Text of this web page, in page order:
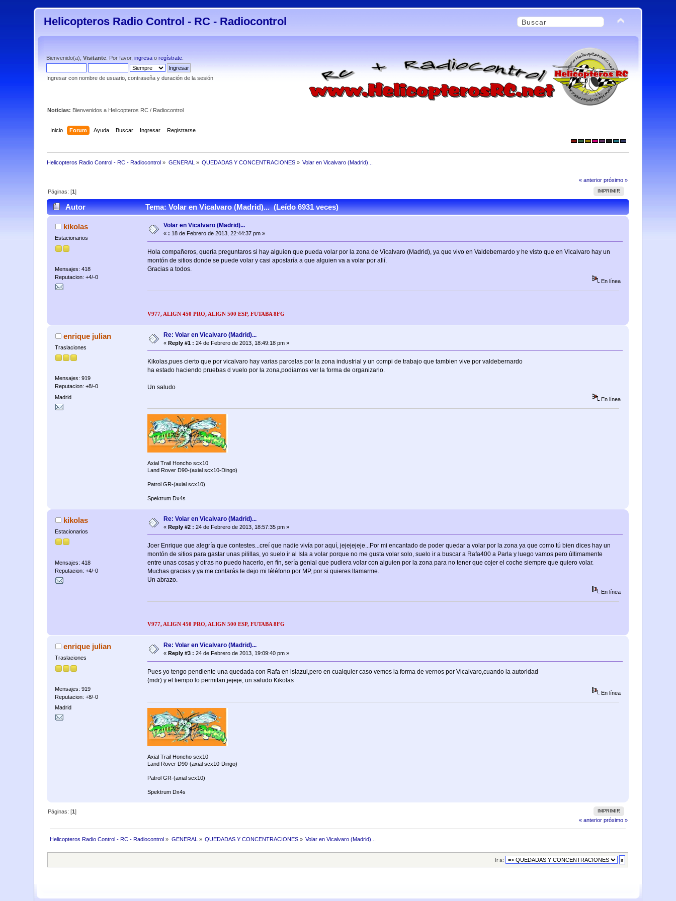
Helicopteros Radio Control - RC - Radiocontrol
Bienvenido(a),Visitante . Por favor,ingresa oregístrate
Ingresar con nombre de usuario, contraseña y duración de la sesión
Noticias: Bienvenidos a Helicopteros RC / Radiocontrol
Inicio Forum Ayuda Buscar Ingresar Registrarse
Helicopteros Radio Control - RC - Radiocontrol » GENERAL » QUEDADAS Y CONCENTRACIONES » Volar en Vicalvaro (Madrid)...
« anterior próximo »
IMPRIMIR
Páginas: [1]
Autor Tema: Volar en Vicalvaro (Madrid)... (Leído 6931 veces)
kikolas
Estacionarios
Mensajes: 418
Reputacion: +4/-0
Volar en Vicalvaro (Madrid)...
« : 18 de Febrero de 2013, 22:44:37 pm »
Hola compañeros, quería preguntaros si hay alguien que pueda volar por la zona de Vicalvaro (Madrid), ya que vivo en Valdebernardo y he visto que en Vicalvaro hay un
montón de sitios donde se puede volar y casi apostaría a que alguien va a volar por allí.
Gracias a todos.
En línea
V977, ALIGN 450 PRO, ALIGN 500 ESP, FUTABA 8FG
enrique julian
Traslaciones
Mensajes: 919
Reputacion: +8/-0
Madrid
Re: Volar en Vicalvaro (Madrid)...
«Reply #1 : 24 de Febrero de 2013, 18:49:18 pm »
Kikolas,pues cierto que por vicalvaro hay varias parcelas por la zona industrial y un compi de trabajo que tambien vive por valdebernardo
ha estado haciendo pruebas d vuelo por la zona,podiamos ver la forma de organizarlo.
Un saludo
En línea
Axial Trail Honcho scx10
Land Rover D90-(axial scx10-Dingo)
Patrol GR-(axial scx10)
Spektrum Dx4s
kikolas
Estacionarios
Mensajes: 418
Reputacion: +4/-0
Re: Volar en Vicalvaro (Madrid)...
«Reply #2 : 24 de Febrero de 2013, 18:57:35 pm »
Joer Enrique que alegría que contestes...creí que nadie vivía por aquí, jejejejeje...Por mi encantado de poder quedar a volar por la zona ya que como tú bien dices hay un
montón de sitios para gastar unas pilillas, yo suelo ir al Isla a volar porque no me gusta volar solo, suelo ir a buscar a Rafa400 a Parla y luego vamos pero últimamente
entre unas cosas y otras no puedo hacerlo, en fín, sería genial que pudiera volar con alguien por la zona para no tener que cojer el coche siempre que quiero volar.
Muchas gracias y ya me contarás te dejo mi téléfono por MP, por si quieres llamarme.
Un abrazo.
En línea
V977, ALIGN 450 PRO, ALIGN 500 ESP, FUTABA 8FG
enrique julian
Traslaciones
Mensajes: 919
Reputacion: +8/-0
Madrid
Re: Volar en Vicalvaro (Madrid)...
« Reply #3 : 24 de Febrero de 2013, 19:09:40 pm »
Pues yo tengo pendiente una quedada con Rafa en islazul,pero en cualquier caso vemos la forma de vernos por Vicalvaro,cuando la autoridad
(mdr) y el tiempo lo permitan,jejeje, un saludo Kikolas
En línea
Axial Trail Honcho scx10
Land Rover D90-(axial scx10-Dingo)
Patrol GR-(axial scx10)
Spektrum Dx4s
IMPRIMIR
Páginas: [1]
« anterior próximo »
Helicopteros Radio Control - RC - Radiocontrol » GENERAL » QUEDADAS Y CONCENTRACIONES » Volar en Vicalvaro (Madrid)...
Ir a: